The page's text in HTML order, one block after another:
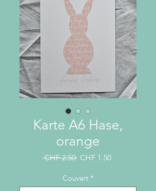
Karte A6 Hase,
orange
CHF 2.50 Standardpreis
CHF 1.50Sale-
Couvert *